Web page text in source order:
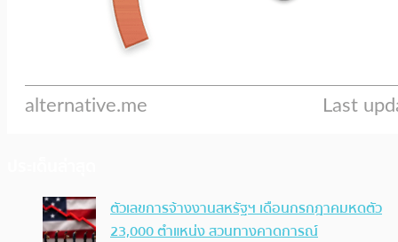
ตัวเลขการจ้างงานสหรัฐฯ เดือนกรกฎาคมหดตัว
23,000 ตำแหน่ง สวนทางคาดการณ์